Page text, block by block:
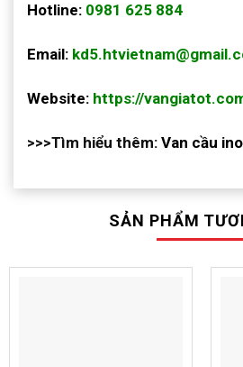
Hotline: 0981 625 884
Email:
Website: https://
>>>Tìm hiểu thêm: Van cầu
SẢN PHẨM